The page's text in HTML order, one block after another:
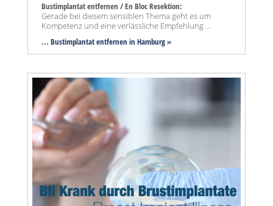
Bustimplantat entfernen / En Bloc Resektion:
Gerade bei diesem sensiblen Thema geht es um
Kompetenz und eine verlässliche Empfehlung ...
... Bustimplantat entfernen in Hamburg »